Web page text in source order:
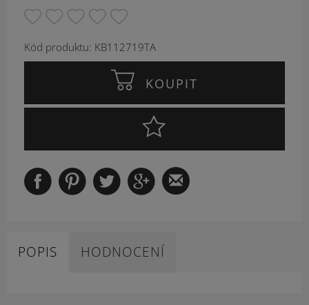
Kód produktu: KB112719TA
KOUPIT
POPIS HODNOCENÍ